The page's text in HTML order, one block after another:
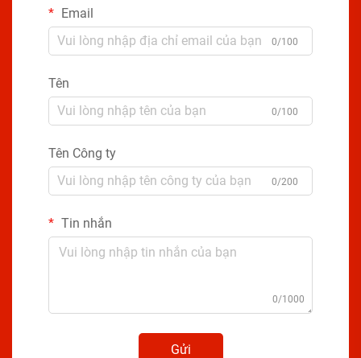
Email
0/100
Tên
0/100
Tên Công ty
0/200
Tin nhắn
0/1000
Gửi